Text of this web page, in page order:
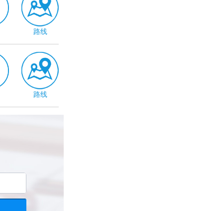
路线
路线